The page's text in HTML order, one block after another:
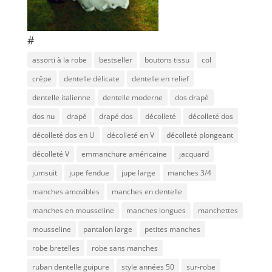
#
assorti à la robe bestseller boutons tissu
col
crêpe
dentelle délicate
dentelle en relief
dentelle italienne
dentelle moderne
dos drapé
dos nu
drapé drapé dos décolleté
décolleté dos
décolleté dos en U
décolleté en V
décolleté plongeant
décolleté V
emmanchure américaine
jacquard
jumsuit
jupe fendue jupe large
manches 3/4
manches amovibles
manches en dentelle
manches en mousseline
manches longues
manchettes
mousseline
pantalon large
petites manches
robe bretelles
robe sans manches
ruban dentelle guipure
style années 50 sur-robe